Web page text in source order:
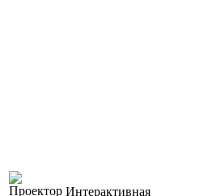
Интерактивная